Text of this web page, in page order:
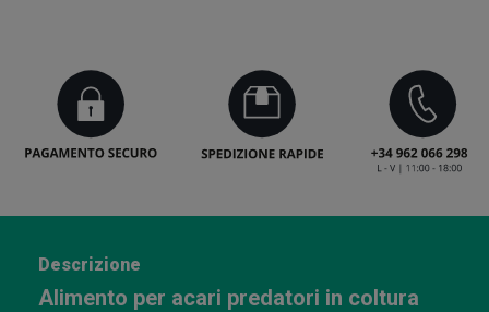
Descrizione
Alimento per acari predatori in coltura